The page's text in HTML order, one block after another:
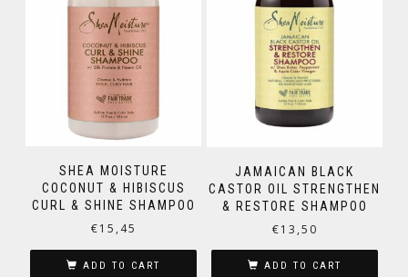
SHEA MOISTURE
COCONUT & HIBISCUS
CURL & SHINE SHAMPOO
€15,45
ADD TO CART
JAMAICAN BLACK
CASTOR OIL STRENGTHEN
& RESTORE SHAMPOO
€13,50
ADD TO CART